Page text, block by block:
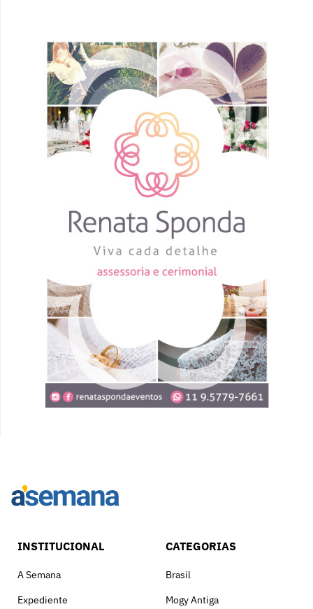
INSTITUCIONAL
A Semana
Expediente
CATEGORIAS
Brasil
Mogy Antiga